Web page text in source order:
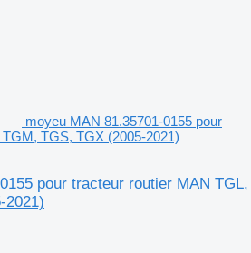
moyeu MAN 81.35701-0155 pour
TGS, TGX (2005-2021)
pour tracteur routier MAN TGL,
2021)